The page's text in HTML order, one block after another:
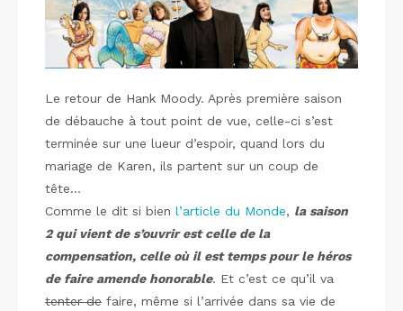
Le retour de Hank Moody. Après première saison
de débauche à tout point de vue, celle-ci s’est
terminée sur une lueur d’espoir, quand lors du
mariage de Karen, ils partent sur un coup de
tête…
Comme le dit si bien l’article du Monde, la saison
2 qui vient de s’ouvrir est celle de la
compensation, celle où il est temps pour le héros
de faire amende honorable. Et c’est ce qu’il va
tenter de faire, même si l’arrivée dans sa vie de